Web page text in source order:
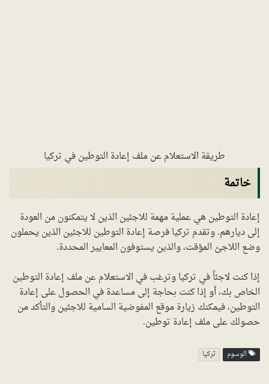
طريقة الاستعلام عن ملف إعادة التوطين في تركيا
خاتمة
إعادة التوطين هي عملية مهمة للاجئين الذين لا يتمكنون من العودة
إلى ديارهم. وتقدم تركيا فرصة إعادة التوطين للاجئين الذين يحملون
وضع اللاجئ المؤقت، والذين يستوفون المعايير المحددة.
إذا كنت لاجئاً في تركيا وترغب في الاستعلام عن ملف إعادة التوطين
الخاص بك، أو إذا كنت بحاجة إلى مساعدة في الحصول على إعادة
التوطين، فيمكنك زيارة موقع المفوضية السامية للاجئين والتأكد من
حصولك على ملف إعادة توطين.
الوسوم تركيا